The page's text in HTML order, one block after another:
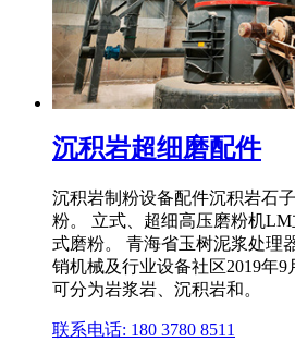
沉积岩超细磨配件
沉积岩制粉设备配件沉积岩石
粉。 立式、超细高压磨粉机
式磨粉。 青海省玉树泥浆处理
销机械及行业设备社区2019年9
可分为岩浆岩、沉积岩和。
联系电话: 180 3780 8511